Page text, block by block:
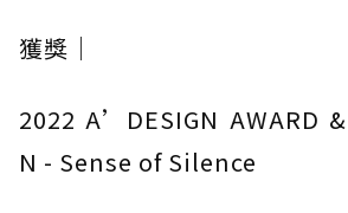
獲獎｜
2022 A’DESIGN AWARD
N - Sense of Silence